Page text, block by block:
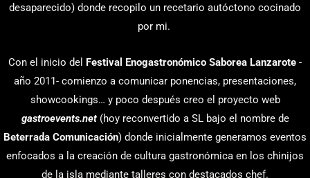
desaparecido) donde recopilo un recetario autóctono cocinado
por mi.
Con el inicio del Festival Enogastronómico Saborea Lanzarote -
año 2011- comienzo a comunicar ponencias, presentaciones,
showcookings… y poco después creo el proyecto web
gastroevents.net(hoy reconvertido a SL bajo el nombre de
Beterrada Comunicación) donde inicialmente generamos eventos
enfocados a la creación de cultura gastronómica en los chinijos
de la isla mediante talleres con destacados chef.